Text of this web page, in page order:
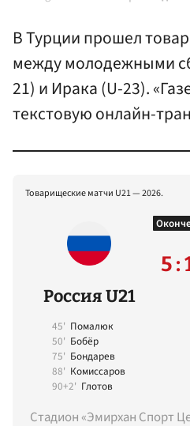
В Турции прошел
между молодежными
21) и Ирака (U-23).
текстовую онлайн-
Товарищеские матчи U21 — 2026.
Россия U21
45' Помалюк
50' Бобёр
75' Бондарев
88' Комиссаров
90+2' Глотов
5 :
Стадион «Эмирхан Спорт